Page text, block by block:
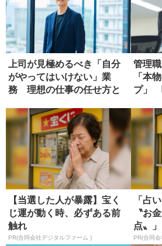
上司が見極めるべき「自分
がやってはいけない」業
務 理想の仕事の任せ方と
管理
「本
プ」
【当選した人が暴露】宝く
じ運が動く時、必ずある前
触れ
PR(合同会社デジタルファーム )
「占
〝お
点〟」
PR(合同